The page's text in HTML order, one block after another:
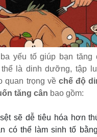
yếu tố giúp bạn tăng
là dinh dưỡng, tập
quan trọng về chế độ
tăng cân bao gồm:
sẽ dễ tiêu hóa hơn
có thể làm sinh tố